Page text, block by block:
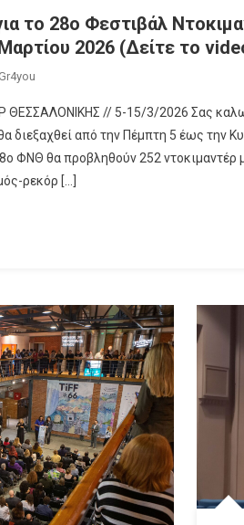
το 28ο Φεστιβάλ
2026 (Δείτε το
Gr4you
ΘΕΣΣΑΛΟΝΙΚΗΣ // 5-15/3/2026 Σας
διεξαχθεί από την Πέμπτη 5 έως την
ΦΝΘ θα προβληθούν 252 ντοκιμαντέρ
ρεκόρ […]